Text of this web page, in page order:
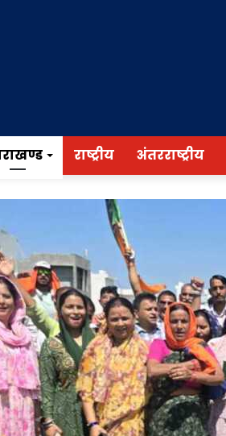
राष्ट्रीय अंतरराष्ट्रीय